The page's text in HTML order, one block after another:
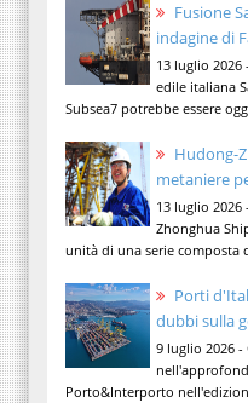
Fusione
indagine di
13 luglio
edile italiana
Subsea7 potrebbe essere
Hudong-
metaniere
13 luglio 2026
Zhonghua
unità di una serie composta
Porti
dubbi sulla
9 luglio 2026
Porto&Interporto